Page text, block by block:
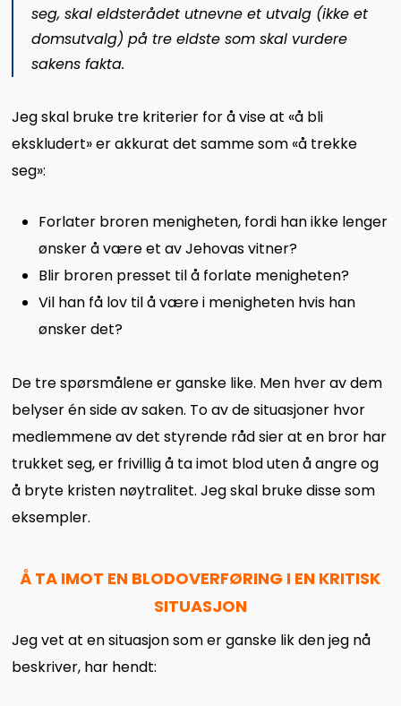
seg, skal eldsterådet utnevne et utvalg (ikke et
domsutvalg) på tre eldste som skal vurdere
sakens fakta.
Jeg skal bruke tre kriterier for å vise at «å bli
ekskludert» er akkurat det samme som «å trekke
seg»:
Forlater broren menigheten, fordi han ikke lenger
ønsker å være et av Jehovas vitner?
Blir broren presset til å forlate menigheten?
Vil han få lov til å være i menigheten hvis han
ønsker det?
De tre spørsmålene er ganske like. Men hver av dem
belyser én side av saken. To av de situasjoner hvor
medlemmene av det styrende råd sier at en bror har
trukket seg, er frivillig å ta imot blod uten å angre og
å bryte kristen nøytralitet. Jeg skal bruke disse som
eksempler.
Å TA IMOT EN BLODOVERFØRING I EN KRITISK
SITUASJON
Jeg vet at en situasjon som er ganske lik den jeg nå
beskriver, har hendt: